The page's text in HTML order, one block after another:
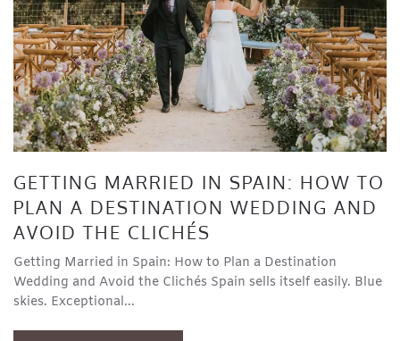
GETTING MARRIED IN SPAIN: HOW TO
PLAN A DESTINATION WEDDING AND
AVOID THE CLICHÉS
Getting Married in Spain: How to Plan a Destination
Wedding and Avoid the Clichés Spain sells itself easily. Blue
skies. Exceptional...